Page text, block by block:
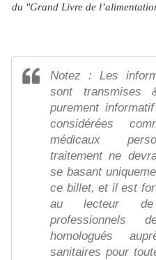
du "Grand Livre de
Notez : Les
sont transmises
purement
considérées
médicaux
traitement ne
se basant
ce billet, et il est
au lecteur
professionnels
homologués
sanitaires pour